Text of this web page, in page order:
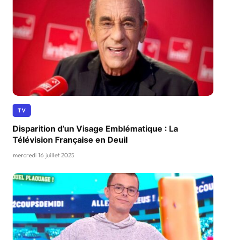
TV
Disparition d’un Visage Emblématique : La
Télévision Française en Deuil
mercredi 16 juillet 2025